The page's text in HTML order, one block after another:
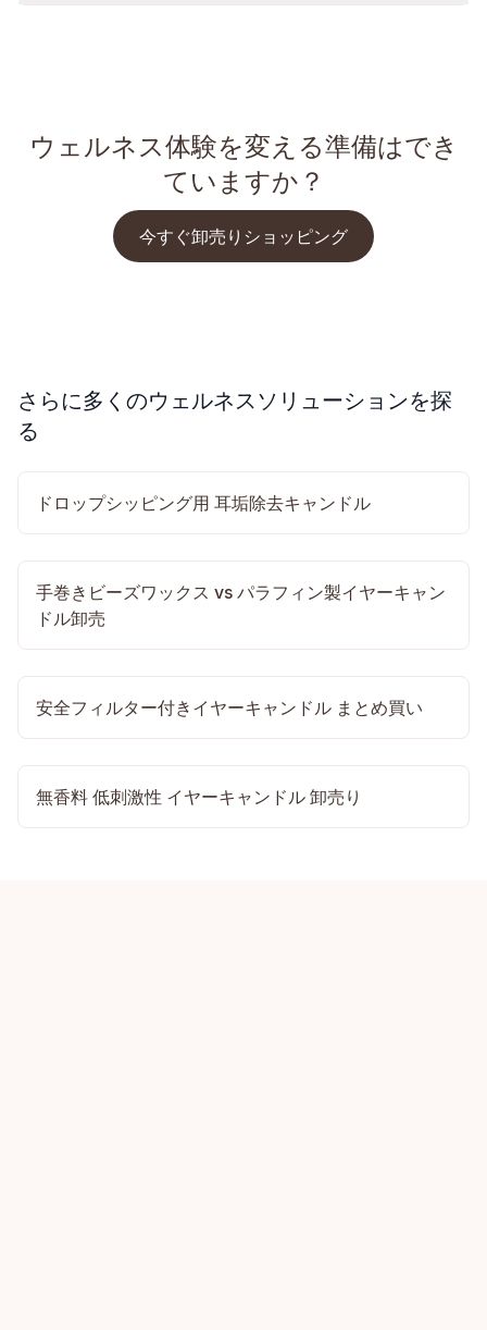
ウェルネス体験を変える準備はでき
ていますか？
今すぐ卸売りショッピング
さらに多くのウェルネスソリューションを探
る
ドロップシッピング用 耳垢除去キャンドル
手巻きビーズワックス vs パラフィン製イヤーキャン
ドル卸売
安全フィルター付きイヤーキャンドル まとめ買い
無香料 低刺激性 イヤーキャンドル 卸売り